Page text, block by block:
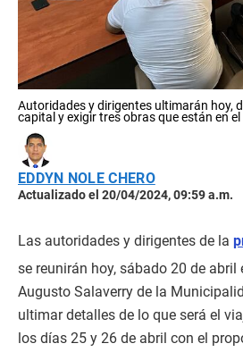
Autoridades y dirigentes ultimarán hoy,
capital y exigir tres obras que están en
EDDYN NOLE CHERO
Actualizado el 20/04/2024, 09:59 a.m.
Las autoridades y dirigentes de la
se reunirán hoy, sábado 20 de
Augusto Salaverry de la
ultimar detalles de lo que será el
los días 25 y 26 de abril con el